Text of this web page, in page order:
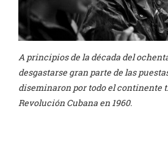
A principios de la década del
desgastarse gran parte de las
diseminaron por todo el continente
Revolución Cubana en 1960.